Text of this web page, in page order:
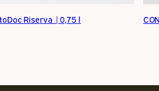
Riserva |0,75 l